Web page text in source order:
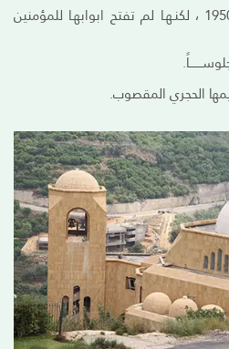
بدأ تشييدهــــــــــــــا في العـام 1950 ، لكنـهـا لم تفتح ابوابهـا للمؤمنين
الحجري المقصوب.